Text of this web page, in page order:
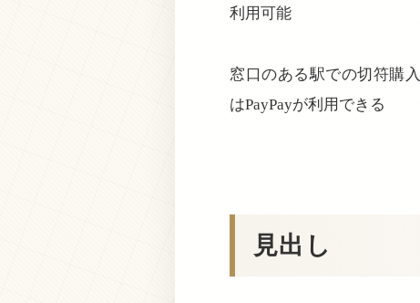
利用可能
窓口のある駅での切符購入
はPayPayが利用できる
見出し